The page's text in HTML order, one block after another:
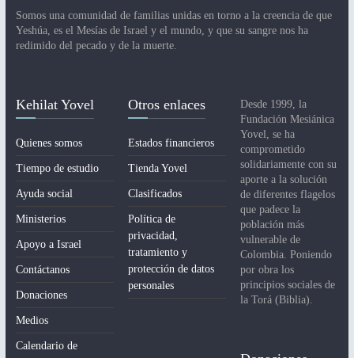
Somos una comunidad de familias unidas en torno a la creencia de que
Yeshúa, es el Mesías de Israel y el mundo, y que su sangre nos ha
redimido del pecado y de la muerte.
Kehilat Yovel
Quienes somos
Tiempo de estudio
Ayuda social
Ministerios
Apoyo a Israel
Contáctanos
Donaciones
Medios
Calendario de
Otros enlaces
Estados financieros
Tienda Yovel
Clasificados
Política de
privacidad,
tratamiento y
protección de datos
personales
Desde 1999, la
Fundación Mesiánica
Yovel, se ha
comprometido
solidariamente con su
aporte a la solución
de diferentes flagelos
que padece la
población más
vulnerable de
Colombia. Poniendo
por obra los
principios sociales de
la Torá (Biblia).